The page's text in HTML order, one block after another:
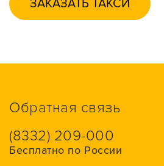
Обратная связь
(8332) 209-000
Бесплатно по России